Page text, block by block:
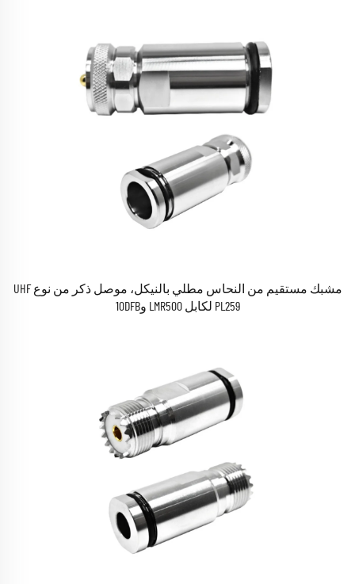
مشبك مستقيم من النحاس مطلي بالنيكل، موصل ذكر من نوع UHF
PL259 لكابل LMR500 و10DFB